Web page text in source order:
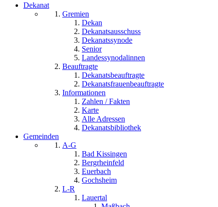
Dekanat
Gremien
Dekan
Dekanatsausschuss
Dekanatssynode
Senior
Landessynodalinnen
Beauftragte
Dekanatsbeauftragte
Dekanatsfrauenbeauftragte
Informationen
Zahlen / Fakten
Karte
Alle Adressen
Dekanatsbibliothek
Gemeinden
A-G
Bad Kissingen
Bergrheinfeld
Euerbach
Gochsheim
L-R
Lauertal